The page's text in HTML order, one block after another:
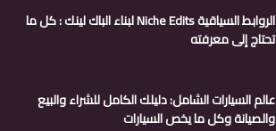
الروابط السياقية Niche Edits لبناء الباك لينك : كل ما
تحتاج إلى معرفته
عالم السيارات الشامل: دليلك الكامل للشراء والبيع
والصيانة وكل ما يخص السيارات